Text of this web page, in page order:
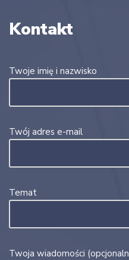
Kontakt
Twoje imię i nazwisko
Twój adres e-mail
Temat
Twoja wiadomości